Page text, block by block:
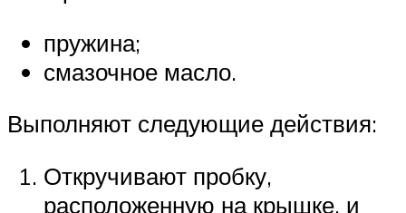
пружина;
смазочное масло.
Выполняют следующие действия:
Откручивают пробку,
расположенную на крышке, и